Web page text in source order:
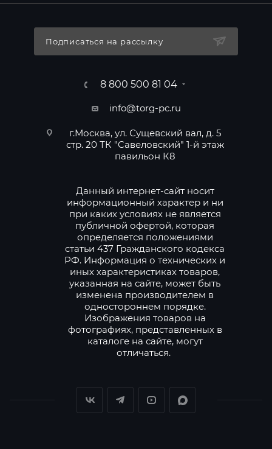
Подписаться на рассылку
8 800 500 81 04
info@torg-pc.ru
г.Москва, ул. Сущевский вал, д. 5
стр. 20 ТК "Савеловский" 1-й этаж
павильон К8
Данный интернет-сайт носит
информационный характер и ни
при каких условиях не является
публичной офертой, которая
определяется положениями
статьи 437 Гражданского кодекса
РФ. Информация о технических и
иных характеристиках товаров,
указанная на сайте, может быть
изменена производителем в
одностороннем порядке.
Изображения товаров на
фотографиях, представленных в
каталоге на сайте, могут
отличаться.